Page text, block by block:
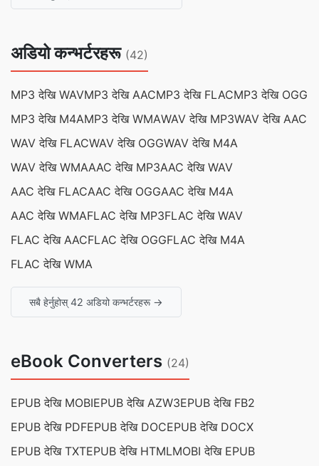
अडियो कन्भर्टरहरू (42)
MP3 देखि WAVMP3 देखि AACMP3 देखि FLACMP3 देखि OGG
MP3 देखि M4AMP3 देखि WMAWAV देखि MP3WAV देखि AAC
WAV देखि FLACWAV देखि OGGWAV देखि M4A
WAV देखि WMAAAC देखि MP3AAC देखि WAV
AAC देखि FLACAAC देखि OGGAAC देखि M4A
AAC देखि WMAFLAC देखि MP3FLAC देखि WAV
FLAC देखि AACFLAC देखि OGGFLAC देखि M4A
FLAC देखि WMA
सबै हेर्नुहोस् 42 अडियो कन्भर्टरहरू →
eBook Converters (24)
EPUB देखि MOBIEPUB देखि AZW3EPUB देखि FB2
EPUB देखि PDFEPUB देखि DOCEPUB देखि DOCX
EPUB देखि TXTEPUB देखि HTMLMOBI देखि EPUB